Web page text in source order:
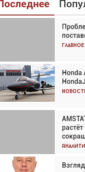
Главное
Honda
Кох:
за